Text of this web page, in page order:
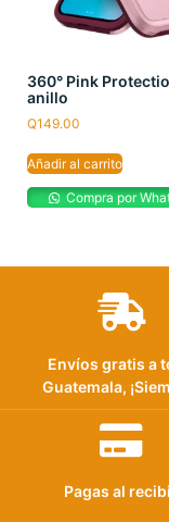
360° Pink
anillo
Q149.00
Añadir al carrito
Compra por
Envíos gratis a
Guatemala,
Pagas al